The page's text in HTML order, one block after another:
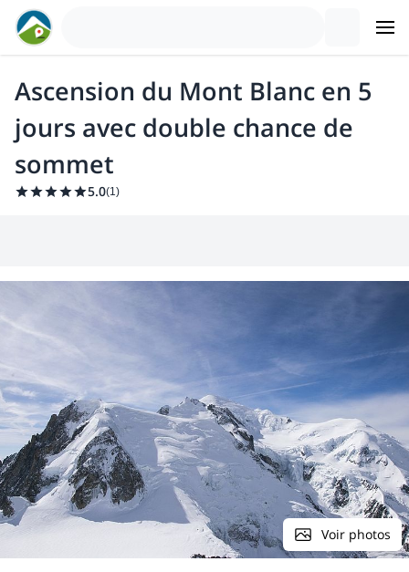
Ascension du Mont Blanc en 5
jours avec double chance de
sommet
5.0(1)
Voir photos